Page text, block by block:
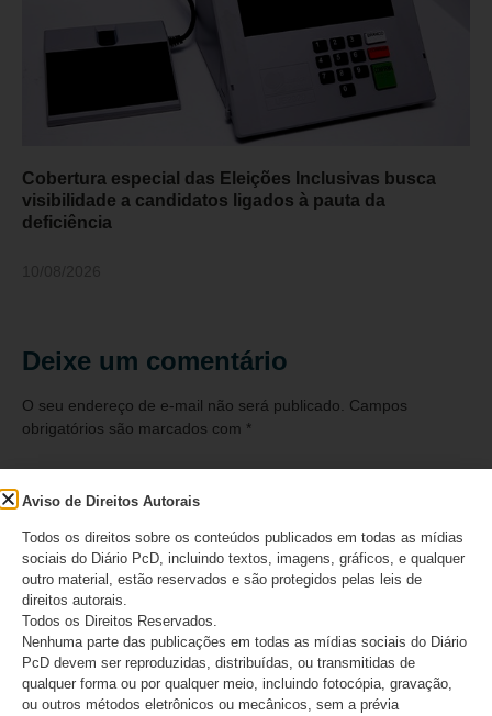
Cobertura especial das Eleições Inclusivas busca
visibilidade a candidatos ligados à pauta da
deficiência
Deixe um comentário
O seu endereço de e-mail não será publicado.
Campos
obrigatórios são marcados com *
Aviso de Direitos Autorais
Todos os direitos sobre os conteúdos publicados em todas as mídias
sociais do Diário PcD, incluindo textos, imagens, gráficos, e qualquer
outro material, estão reservados e são protegidos pelas leis de
direitos autorais.
Todos os Direitos Reservados.
Nenhuma parte das publicações em todas as mídias sociais do Diário
PcD devem ser reproduzidas, distribuídas, ou transmitidas de
qualquer forma ou por qualquer meio, incluindo fotocópia, gravação,
ou outros métodos eletrônicos ou mecânicos, sem a prévia